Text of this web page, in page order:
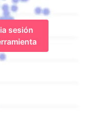
sesión